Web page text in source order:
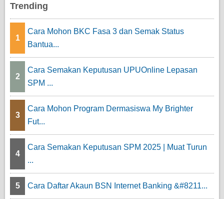
Trending
1
Cara Mohon BKC Fasa 3 dan Semak Status
Bantua...
2
Cara Semakan Keputusan UPUOnline Lepasan
SPM ...
3
Cara Mohon Program Dermasiswa My Brighter
Fut...
4
Cara Semakan Keputusan SPM 2025 | Muat Turun
...
5 Cara Daftar Akaun BSN Internet Banking &#8211...